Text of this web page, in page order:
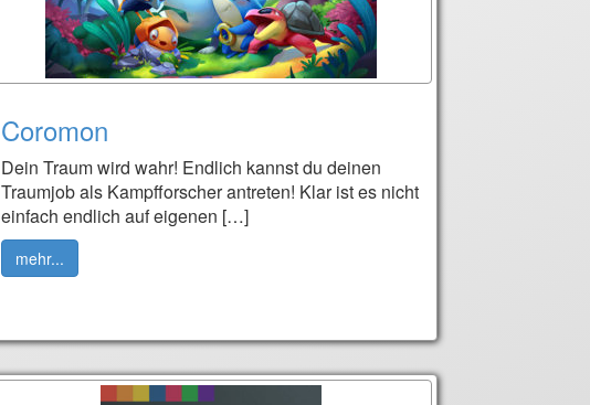
Coromon
Dein Traum wird wahr! Endlich kannst du deinen
Traumjob als Kampfforscher antreten! Klar ist es nicht
einfach endlich auf eigenen […]
mehr...